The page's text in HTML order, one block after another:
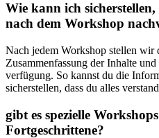
Wie kann ich
nach dem‍ Workshop
Nach jedem Workshop stellen ⁣wir
Zusammenfassung der Inhalte
verfügung. So ⁤kannst du die
sicherstellen, dass ⁢du ​alles⁢
gibt⁢ es⁢ spezielle
Fortgeschrittene?